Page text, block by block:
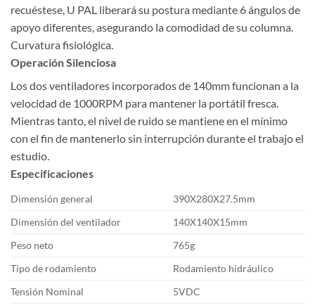
recuéstese, U PAL liberará su postura mediante 6 ángulos de
apoyo diferentes, asegurando la comodidad de su columna.
Curvatura fisiológica.
Operación Silenciosa
Los dos ventiladores incorporados de 140mm funcionan a la
velocidad de 1000RPM para mantener la portátil fresca.
Mientras tanto, el nivel de ruido se mantiene en el mínimo
con el fin de mantenerlo sin interrupción durante el trabajo el
estudio.
Especificaciones
Dimensión general
390X280X27.5mm
Dimensión del ventilador
140X140X15mm
Peso neto
765g
Tipo de rodamiento
Rodamiento hidráulico
Tensión Nominal
5VDC